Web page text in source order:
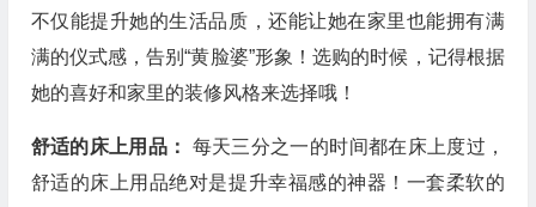
不仅能提升她的生活品质，还能让她在家里也能拥有满
满的仪式感，告别“黄脸婆”形象！选购的时候，记得根据
她的喜好和家里的装修风格来选择哦！
舒适的床上用品： 每天三分之一的时间都在床上度过，
舒适的床上用品绝对是提升幸福感的神器！一套柔软的